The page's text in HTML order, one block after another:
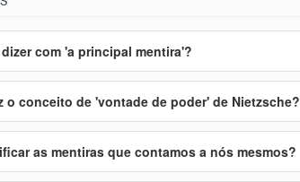
com 'a principal mentira'?
o conceito de 'vontade de poder' de Nietzsche?
as mentiras que contamos a nós mesmos?